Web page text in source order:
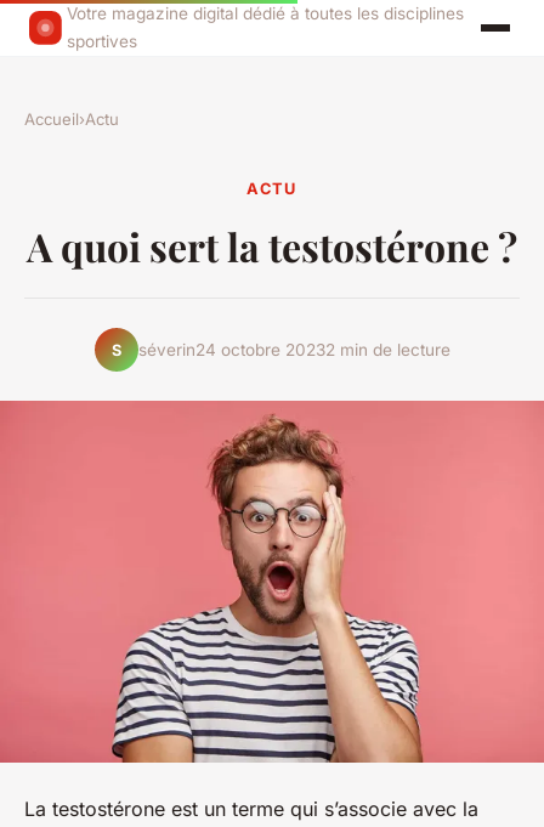
Votre magazine digital dédié à toutes les disciplines
sportives
Accueil›Actu
ACTU
A quoi sert la testostérone ?
S séverin24 octobre 20232 min de lecture
La testostérone est un terme qui s’associe avec la